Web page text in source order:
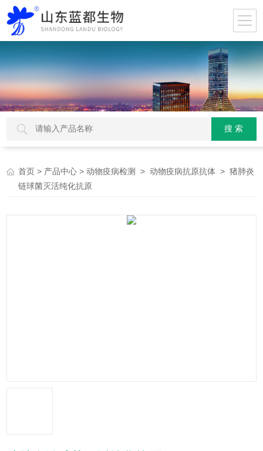
首页 > 产品中心 >动物疫病检测 >动物疫病抗原抗体 > 猪肺炎
链球菌灭活纯化抗原